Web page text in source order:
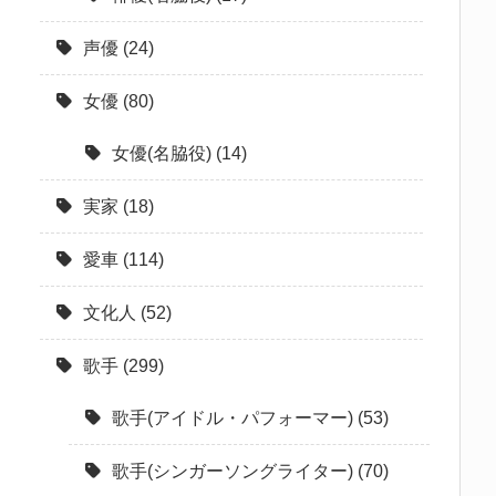
声優 (24)
女優 (80)
女優(名脇役) (14)
実家 (18)
愛車 (114)
文化人 (52)
歌手 (299)
歌手(アイドル・パフォーマー) (53)
歌手(シンガーソングライター) (70)